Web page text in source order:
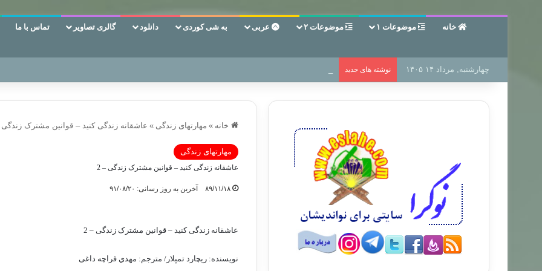
خانه موضوعات ۱ موضوعات ۲ عربی به شی کوردی دانلود گالری تصاویر تماس با ما
چهارشنبه, مرداد ۱۴ ۱۴۰۵ نوشته های جدید
خانه » مهارتهای زندگی » عاشقانه زندگی کنید – قوانین مشترک زندگی
مهارتهای زندگی
عاشقانه زندگی کنید – قوانین مشترک زندگی – 2
۸۹/۱۱/۱۸ آخرین به روز رسانی: ۹۱/۰۸/۲۰
عاشقانه زندگی کنید – قوانین مشترک زندگی – 2
نويسنده: ريچارد تمپلار/ مترجم: مهدي قراچه داغی